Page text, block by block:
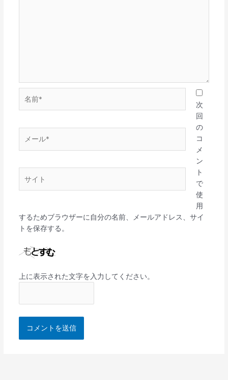
ー
*
次
回
の
コ
メ
ン
ト
で
使
用
するためブラウザーに自分の名前、メールアドレス、サイ
トを保存する。
上に表示された文字を入力してください。